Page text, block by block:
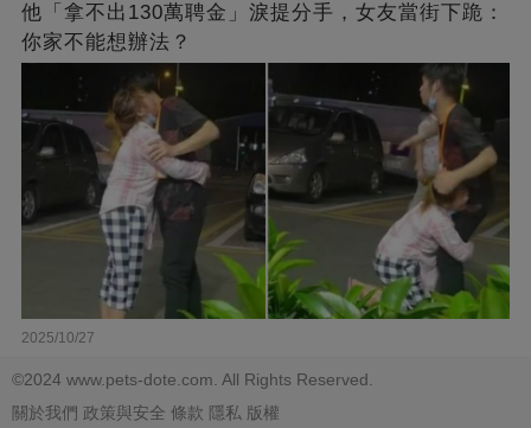
他「拿不出130萬聘金」淚提分手，女友當街下跪：
你家不能想辦法？
2025/10/27
©2024 www.pets-dote.com. All Rights Reserved.
關於我們 政策與安全 條款 隱私 版權